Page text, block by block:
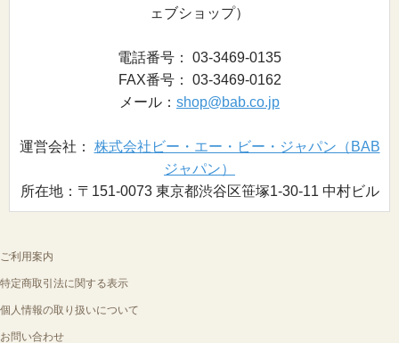
ェブショップ）
電話番号： 03-3469-0135
FAX番号： 03-3469-0162
メール： shop@bab.co.jp
運営会社： 株式会社ビー・エー・ビー・ジャパン（BAB
ジャパン）
所在地：〒151-0073 東京都渋谷区笹塚1-30-11 中村ビル
ご利用案内
特定商取引法に関する表示
個人情報の取り扱いについて
お問い合わせ